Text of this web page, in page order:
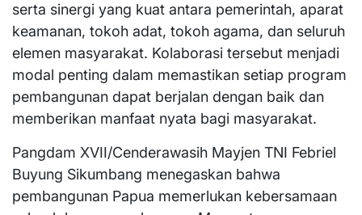
serta sinergi yang kuat antara pemerintah, aparat
keamanan, tokoh adat, tokoh agama, dan seluruh
elemen masyarakat. Kolaborasi tersebut menjadi
modal penting dalam memastikan setiap program
pembangunan dapat berjalan dengan baik dan
memberikan manfaat nyata bagi masyarakat.
Pangdam XVII/Cenderawasih Mayjen TNI Febriel
Buyung Sikumbang menegaskan bahwa
pembangunan Papua memerlukan kebersamaan